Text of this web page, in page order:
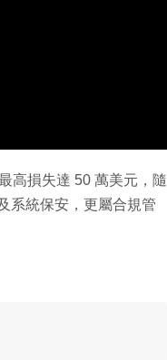
高損失達 50 萬美元，隨
系統保安，更屬合規管